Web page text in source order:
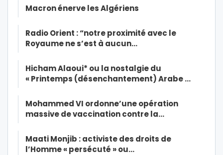
Macron énerve les Algériens
Radio Orient : “notre proximité avec le
Royaume ne s’est à aucun…
Hicham Alaoui* ou la nostalgie du
« Printemps (désenchantement) Arabe …
Mohammed VI ordonne’une opération
massive de vaccination contre la…
Maati Monjib : activiste des droits de
l’Homme « persécuté » ou…